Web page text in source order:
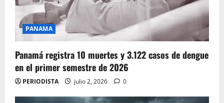
PANAMA
Panamá registra 10 muertes y 3.122 casos de dengue
en el primer semestre de 2026
PERIODISTA julio 2, 2026 0